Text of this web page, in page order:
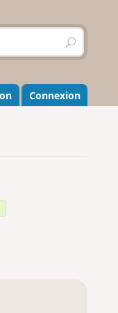
R
e
h
e
r
r
Connexion